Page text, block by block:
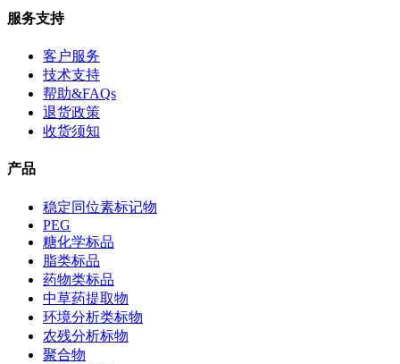
服务支持
客户服务
技术支持
帮助&FAQs
退货政策
收货须知
产品
稳定同位素标记物
PEG
糖化学标品
脂类标品
药物类标品
中草药提取物
环境分析类标物
农残分析标物
聚合物